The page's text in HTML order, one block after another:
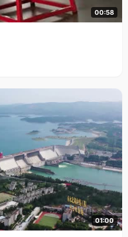
00:58
01:00